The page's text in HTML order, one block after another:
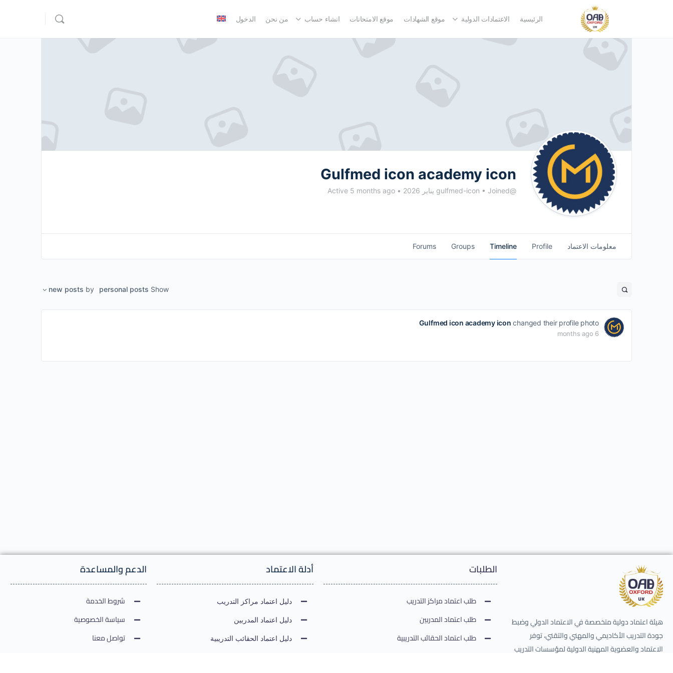
الرئيسية الاعتمادات الدولية موقع الشهادات موقع الامتحانات انشاء حساب من نحن الدخول
Gulfmed icon academy icon
@gulfmed-icon
• Joined يناير 2026 •
معلومات الاعتماد Profile
Timeline
Groups
Forums
Show
personal posts
by
new posts
Gulfmed icon academy icon changed their profile photo
6 months ago
هيئة اعتماد دولية متخصصة في الاعتماد الدولي وضبط
جودة التدريب الأكاديمي والمهني والتقني، توفر
الاعتماد والعضوية المهنية الدولية لمؤسسات التدريب
الطلبات
طلب اعتماد مراكز التدريب
طلب اعتماد المدربين
طلب اعتماد الحقائب التدريبية
أدلة الاعتماد
دليل اعتماد مراكز التدريب
دليل اعتماد المدربين
دليل اعتماد الحقائب التدريبية
الدعم والمساعدة
شروط الخدمة
سياسة الخصوصية
تواصل معنا